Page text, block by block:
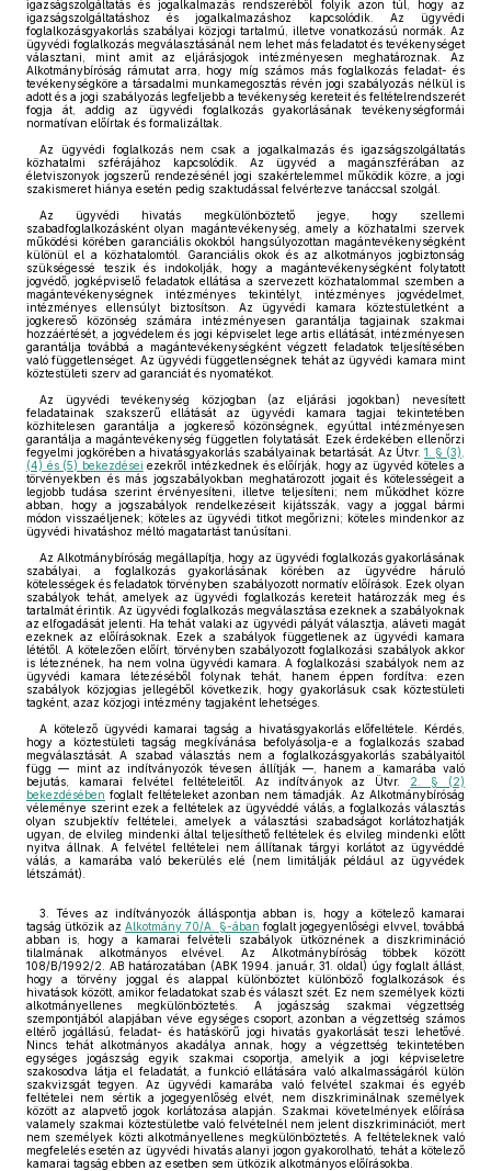
igazságszolgáltatás és jogalkalmazás rendszeréből folyik azon túl, hogy az
igazságszolgáltatáshoz és jogalkalmazáshoz kapcsolódik. Az ügyvédi
foglalkozásgyakorlás szabályai közjogi tartalmú, illetve vonatkozású normák. Az
ügyvédi foglalkozás megválasztásánál nem lehet más feladatot és tevékenységet
választani, mint amit az eljárásjogok intézményesen meghatároznak. Az
Alkotmánybíróság rámutat arra, hogy míg számos más foglalkozás feladat- és
tevékenységköre a társadalmi munkamegosztás révén jogi szabályozás nélkül is
adott és a jogi szabályozás legfeljebb a tevékenység kereteit és feltételrendszerét
fogja át, addig az ügyvédi foglalkozás gyakorlásának tevékenységformái
normatívan előírtak és formalizáltak.
Az ügyvédi foglalkozás nem csak a jogalkalmazás és igazságszolgáltatás
közhatalmi szférájához kapcsolódik. Az ügyvéd a magánszférában az
életviszonyok jogszerű rendezésénél jogi szakértelemmel működik közre, a jogi
szakismeret hiánya esetén pedig szaktudással felvértezve tanáccsal szolgál.
Az ügyvédi hivatás megkülönböztető jegye, hogy szellemi
szabadfoglalkozásként olyan magántevékenység, amely a közhatalmi szervek
működési körében garanciális okokból hangsúlyozottan magántevékenységként
különül el a közhatalomtól. Garanciális okok és az alkotmányos jogbiztonság
szükségessé teszik és indokolják, hogy a magántevékenységként folytatott
jogvédő, jogképviselő feladatok ellátása a szervezett közhatalommal szemben a
magántevékenységnek intézményes tekintélyt, intézményes jogvédelmet,
intézményes ellensúlyt biztosítson. Az ügyvédi kamara köztestületként a
jogkereső közönség számára intézményesen garantálja tagjainak szakmai
hozzáértését, a jogvédelem és jogi képviselet lege artis ellátását, intézményesen
garantálja továbbá a magántevékenységként végzett feladatok teljesítésében
való függetlenséget. Az ügyvédi függetlenségnek tehát az ügyvédi kamara mint
köztestületi szerv ad garanciát és nyomatékot.
Az ügyvédi tevékenység közjogban (az eljárási jogokban) nevesített
feladatainak szakszerű ellátását az ügyvédi kamara tagjai tekintetében
közhitelesen garantálja a jogkereső közönségnek, egyúttal intézményesen
garantálja a magántevékenység független folytatását. Ezek érdekében ellenőrzi
fegyelmi jogkörében a hivatásgyakorlás szabályainak betartását. Az Ütvr. 1. § (3),
(4) és (5) bekezdései ezekről intézkednek és előírják, hogy az ügyvéd köteles a
törvényekben és más jogszabályokban meghatározott jogait és kötelességeit a
legjobb tudása szerint érvényesíteni, illetve teljesíteni; nem működhet közre
abban, hogy a jogszabályok rendelkezéseit kijátsszák, vagy a joggal bármi
módon visszaéljenek; köteles az ügyvédi titkot megőrizni; köteles mindenkor az
ügyvédi hivatáshoz méltó magatartást tanúsítani.
Az Alkotmánybíróság megállapítja, hogy az ügyvédi foglalkozás gyakorlásának
szabályai, a foglalkozás gyakorlásának körében az ügyvédre háruló
kötelességek és feladatok törvényben szabályozott normatív előírások. Ezek olyan
szabályok tehát, amelyek az ügyvédi foglalkozás kereteit határozzák meg és
tartalmát érintik. Az ügyvédi foglalkozás megválasztása ezeknek a szabályoknak
az elfogadását jelenti. Ha tehát valaki az ügyvédi pályát választja, aláveti magát
ezeknek az előírásoknak. Ezek a szabályok függetlenek az ügyvédi kamara
lététől. A kötelezően előírt, törvényben szabályozott foglalkozási szabályok akkor
is léteznének, ha nem volna ügyvédi kamara. A foglalkozási szabályok nem az
ügyvédi kamara létezéséből folynak tehát, hanem éppen fordítva: ezen
szabályok közjogias jellegéből következik, hogy gyakorlásuk csak köztestületi
tagként, azaz közjogi intézmény tagjaként lehetséges.
A kötelező ügyvédi kamarai tagság a hivatásgyakorlás előfeltétele. Kérdés,
hogy a köztestületi tagság megkívánása befolyásolja-e a foglalkozás szabad
megválasztását. A szabad választás nem a foglalkozásgyakorlás szabályaitól
függ — mint az indítványozók tévesen állítják —, hanem a kamarába való
bejutás, kamarai felvétel feltételeitől. Az indítványok az Ütvr. 2. § (2)
bekezdésében foglalt feltételeket azonban nem támadják. Az Alkotmánybíróság
véleménye szerint ezek a feltételek az ügyvéddé válás, a foglalkozás választás
olyan szubjektív feltételei, amelyek a választási szabadságot korlátozhatják
ugyan, de elvileg mindenki által teljesíthető feltételek és elvileg mindenki előtt
nyitva állnak. A felvétel feltételei nem állítanak tárgyi korlátot az ügyvéddé
válás, a kamarába való bekerülés elé (nem limitálják például az ügyvédek
létszámát).
3. Téves az indítványozók álláspontja abban is, hogy a kötelező kamarai
tagság ütközik az Alkotmány 70/A. §-ában foglalt jogegyenlőségi elvvel, továbbá
abban is, hogy a kamarai felvételi szabályok ütköznének a diszkrimináció
tilalmának alkotmányos elvével. Az Alkotmánybíróság többek között
108/B/1992/2. AB határozatában (ABK 1994. január, 31. oldal) úgy foglalt állást,
hogy a törvény joggal és alappal különböztet különböző foglalkozások és
hivatások között, amikor feladatokat szab és választ szét. Ez nem személyek közti
alkotmányellenes megkülönböztetés. A jogászság szakmai végzettség
szempontjából alapjában véve egységes csoport, azonban a végzettség számos
eltérő jogállású, feladat- és hatáskörű jogi hivatás gyakorlását teszi lehetővé.
Nincs tehát alkotmányos akadálya annak, hogy a végzettség tekintetében
egységes jogászság egyik szakmai csoportja, amelyik a jogi képviseletre
szakosodva látja el feladatát, a funkció ellátására való alkalmasságáról külön
szakvizsgát tegyen. Az ügyvédi kamarába való felvétel szakmai és egyéb
feltételei nem sértik a jogegyenlőség elvét, nem diszkriminálnak személyek
között az alapvető jogok korlátozása alapján. Szakmai követelmények előírása
valamely szakmai köztestületbe való felvételnél nem jelent diszkriminációt, mert
nem személyek közti alkotmányellenes megkülönböztetés. A feltételeknek való
megfelelés esetén az ügyvédi hivatás alanyi jogon gyakorolható, tehát a kötelező
kamarai tagság ebben az esetben sem ütközik alkotmányos előírásokba.